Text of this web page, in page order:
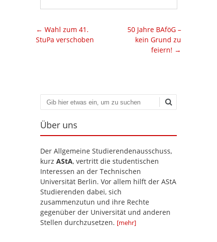
Artikel-Navigation
← Wahl zum 41.
StuPa verschoben
50 Jahre BAföG –
kein Grund zu
feiern! →
Suchen
Über uns
Der Allgemeine Studierendenausschuss,
kurz AStA, vertritt die studentischen
Interessen an der Technischen
Universität Berlin. Vor allem hilft der AStA
Studierenden dabei, sich
zusammenzutun und ihre Rechte
gegenüber der Universität und anderen
Stellen durchzusetzen. [mehr]